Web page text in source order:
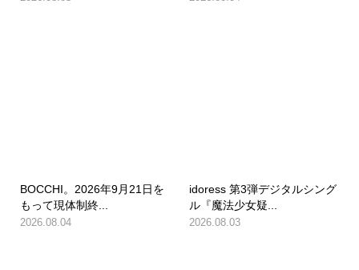
BOCCHI。2026年9月21日を
もって現体制終...
2026.08.04
idoress 第3弾デジタルシング
ル『魔法少女疑...
2026.08.03